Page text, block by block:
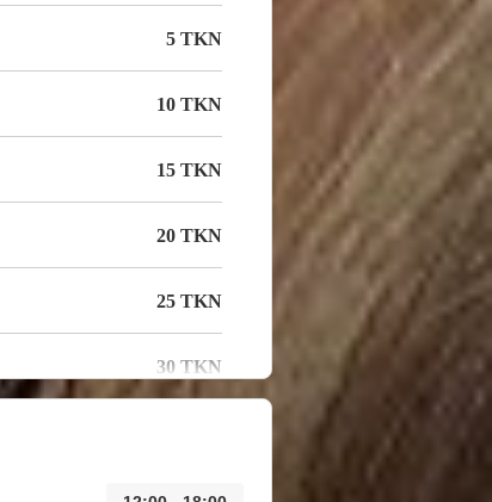
5 TKN
10 TKN
15 TKN
20 TKN
25 TKN
30 TKN